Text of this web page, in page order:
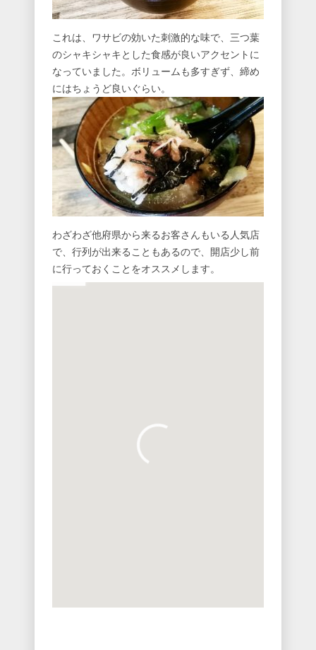
これは、ワサビの効いた刺激的な味で、三つ葉
のシャキシャキとした食感が良いアクセントに
なっていました。ボリュームも多すぎず、締め
にはちょうど良いぐらい。
わざわざ他府県から来るお客さんもいる人気店
で、行列が出来ることもあるので、開店少し前
に行っておくことをオススメします。